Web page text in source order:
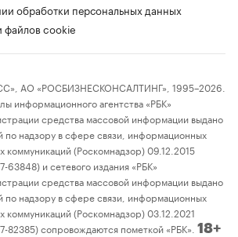
обработки персональных данных
файлов cookie
АО «РОСБИЗНЕСКОНСАЛТИНГ», 1995–2026.
информационного агентства «РБК»
средства массовой информации выдано
надзору в сфере связи, информационных
коммуникаций (Роскомнадзор) 09.12.2015
и сетевого издания «РБК»
средства массовой информации выдано
надзору в сфере связи, информационных
коммуникаций (Роскомнадзор) 03.12.2021
сопровождаются пометкой «РБК». 18+